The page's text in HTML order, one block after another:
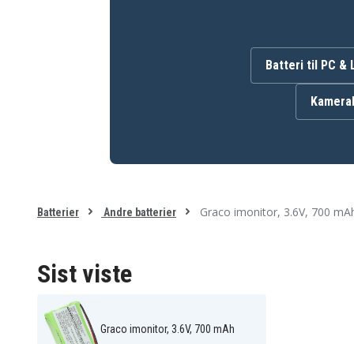
TFL3X44AAA900
Batteriet er kompatibelt med følgende produkter:
Graco iMonitor vibe
Graco imonitor
Batteri til PC &
Batterier Andre batterier Graco imonitor, 3.6V, 700
Sist viste
Graco imonitor, 3.6V, 700 mAh